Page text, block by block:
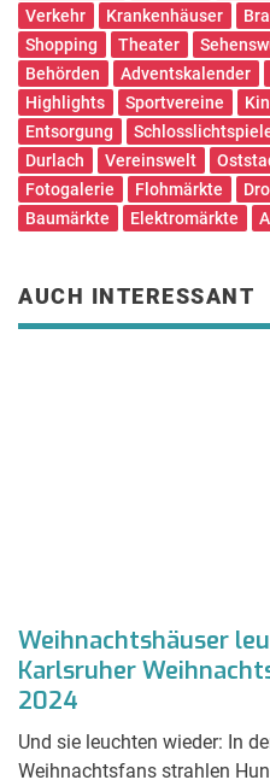
Verkehr
Krankenhäuser
Shopping
Theater
Behörden
Adventskalender
Highlights
Sportvereine
Entsorgung
Durlach
Vereinswelt
Fotogalerie
Flohmärkte
Baumärkte
Elektromärkte
AUCH INTERESSANT
Weihnachtshäuser
Karlsruher
2024
Und sie leuchten wieder: In
Weihnachtsfans strahlen